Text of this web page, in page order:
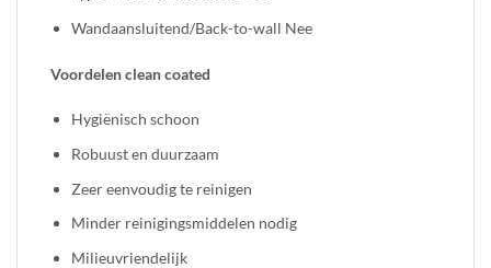
Wandaansluitend/Back-to-wall Nee
Voordelen clean coated
Hygiënisch schoon
Robuust en duurzaam
Zeer eenvoudig te reinigen
Minder reinigingsmiddelen nodig
Milieuvriendelijk